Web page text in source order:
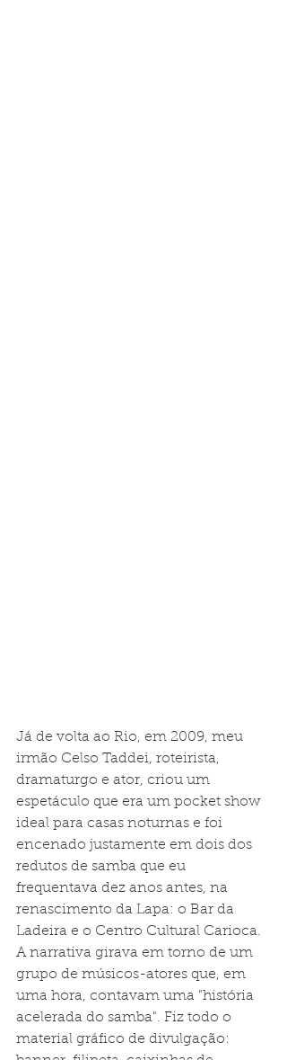
Já de volta ao Rio, em 2009, meu
irmão Celso Taddei, roteirista,
dramaturgo e ator, criou um
espetáculo que era um pocket show
ideal para casas noturnas e foi
encenado justamente em dois dos
redutos de samba que eu
frequentava dez anos antes, na
renascimento da Lapa: o Bar da
Ladeira e o Centro Cultural Carioca.
A narrativa girava em torno de um
grupo de músicos-atores que, em
uma hora, contavam uma "história
acelerada do samba". Fiz todo o
material gráfico de divulgação: